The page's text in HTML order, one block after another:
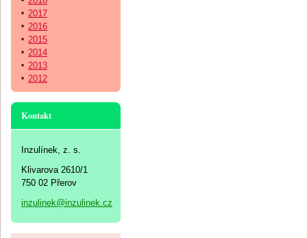
2017
2016
2015
2014
2013
2012
Kontakt
Inzulínek, z. s.
Klivarova 2610/1
750 02 Přerov
inzulinek@inzulinek.cz